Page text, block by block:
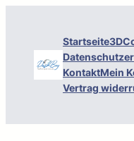
Startseite
KontaktMein
Vertrag